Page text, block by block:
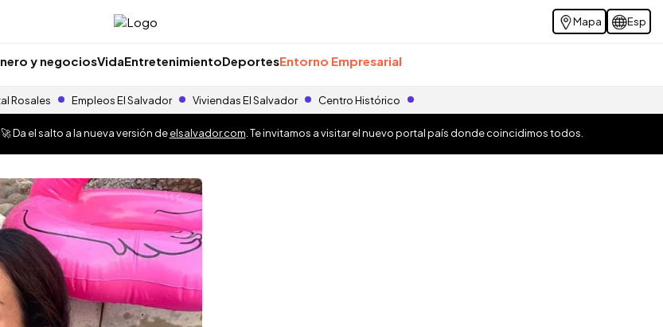
Mapa Esp
y negociosVidaEntretenimientoDeportesEntorno Empresarial
Rosales Empleos El Salvador Viviendas El Salvador Centro Histórico
Da el salto a la nueva versión deelsalvador.com . Te invitamos a visitar el nuevo portal país donde coincidimos todos.